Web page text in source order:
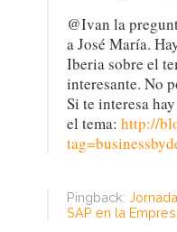
@Ivan la
a José María.
Iberia sobre el
interesante. No
Si te interesa
el tema: http://
Pingback:
SAP en la